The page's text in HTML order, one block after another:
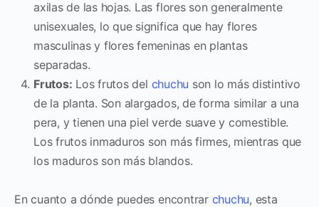
axilas de las hojas. Las flores son generalmente
unisexuales, lo que significa que hay flores
masculinas y flores femeninas en plantas
separadas.
Frutos: Los frutos del chuchu son lo más distintivo
de la planta. Son alargados, de forma similar a una
pera, y tienen una piel verde suave y comestible.
Los frutos inmaduros son más firmes, mientras que
los maduros son más blandos.
En cuanto a dónde puedes encontrar chuchu, esta